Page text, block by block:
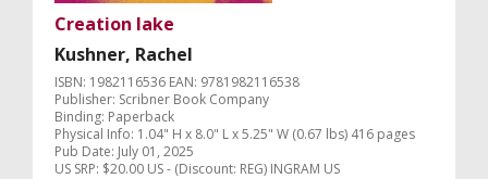
Creation lake
Kushner, Rachel
ISBN: 1982116536 EAN: 9781982116538
Publisher: Scribner Book Company
Binding: Paperback
Physical Info: 1.04" H x 8.0" L x 5.25" W (0.67 lbs) 416 pages
Pub Date: July 01, 2025
US SRP: $20.00 US - (Discount: REG) INGRAM US